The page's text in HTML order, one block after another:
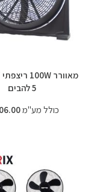
5 להבים
כולל מע"מ206.00 ₪